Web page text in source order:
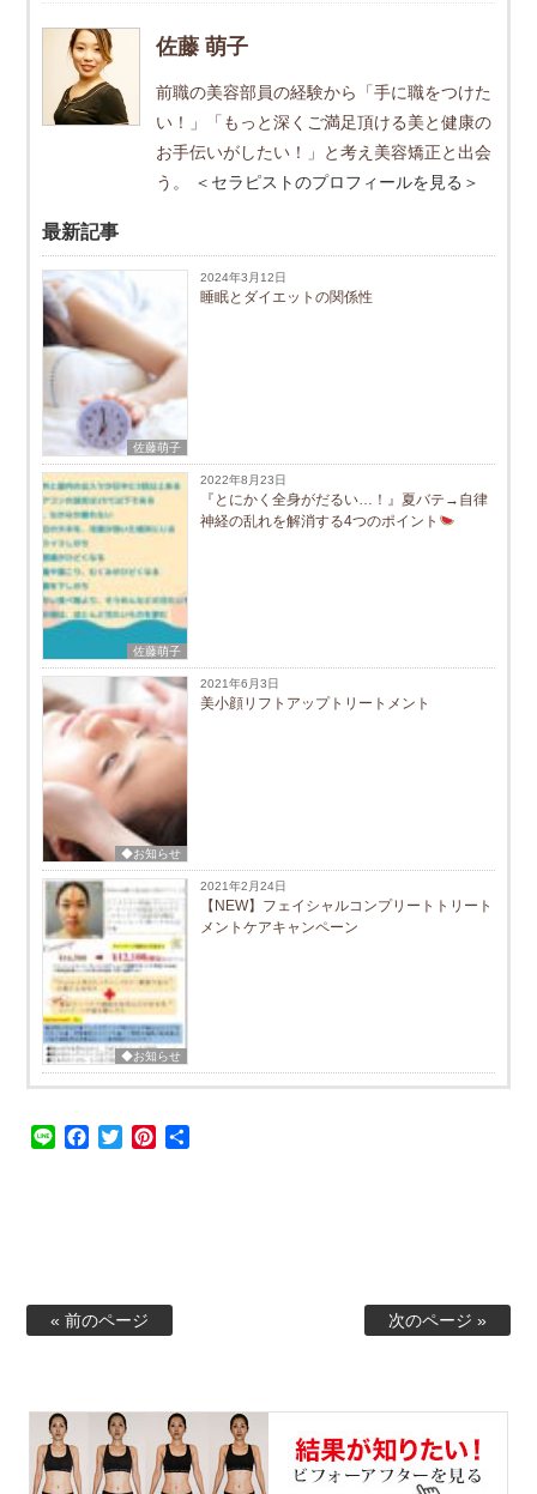
佐藤 萌子
前職の美容部員の経験から「手に職をつけた
い！」「もっと深くご満足頂ける美と健康の
お手伝いがしたい！」と考え美容矯正と出会
う。
＜セラピストのプロフィールを見る＞
最新記事
佐藤萌子
2024年3月12日
睡眠とダイエットの関係性
佐藤萌子
2022年8月23日
『とにかく全身がだるい…！』夏バテ→自律
神経の乱れを解消する4つのポイント
◆お知らせ
2021年6月3日
美小顔リフトアップトリートメント
◆お知らせ
2021年2月24日
【NEW】フェイシャルコンプリートトリート
メントケアキャンペーン
Line Facebook
TwitterPinterest
« 前のページ 次のページ »